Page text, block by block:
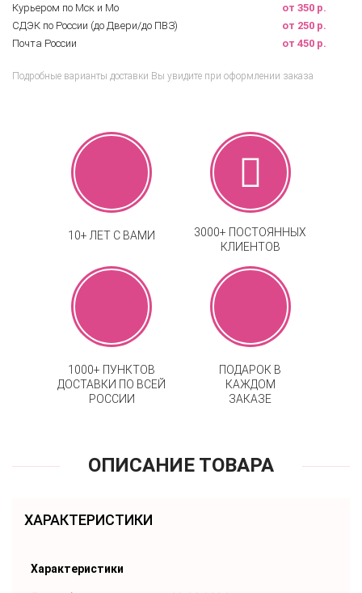
Курьером по Мск и Мо
от 350 р.
СДЭК по России (до Двери/до ПВЗ)
от 250 р.
Почта России
от 450 р.
Подробные варианты доставки Вы увидите при оформлении заказа
10+ ЛЕТ С ВАМИ
3000+ ПОСТОЯННЫХ
КЛИЕНТОВ
1000+ ПУНКТОВ
ДОСТАВКИ ПО ВСЕЙ
РОССИИ
ПОДАРОК В
КАЖДОМ
ЗАКАЗЕ
ОПИСАНИЕ ТОВАРА
ХАРАКТЕРИСТИКИ
Характеристики